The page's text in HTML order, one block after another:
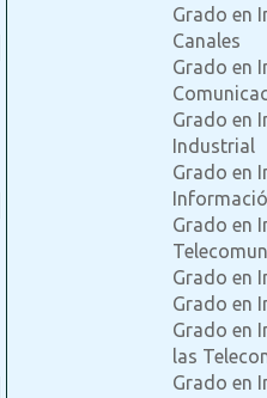
Grado en
Canales
Grado en
Grado en
Industrial
Grado en
Grado en
Grado en
Grado en
Grado en
las
Grado en